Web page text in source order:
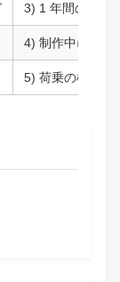
3) 1 年間の保証
4) 制作中に写真
5) 荷乗の検査,